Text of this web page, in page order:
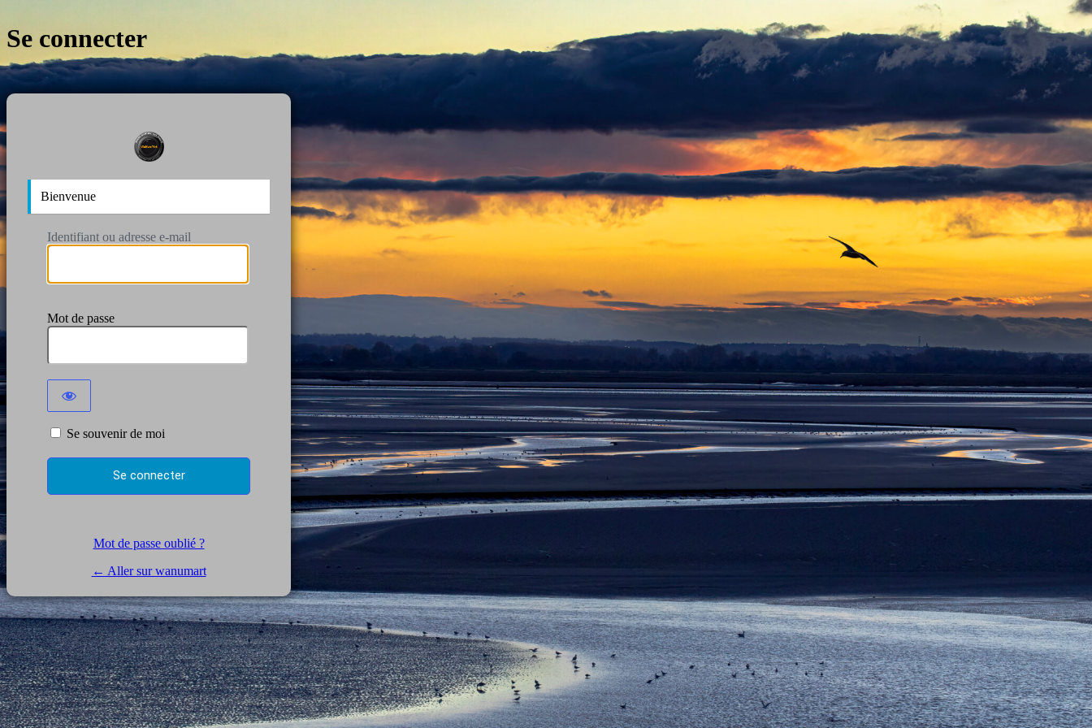
Se connecter
https://wanumart.be
Bienvenue
Identifiant ou adresse e-mail
Mot de passe
Se souvenir de moi
Mot de passe oublié ?
← Aller sur wanumart